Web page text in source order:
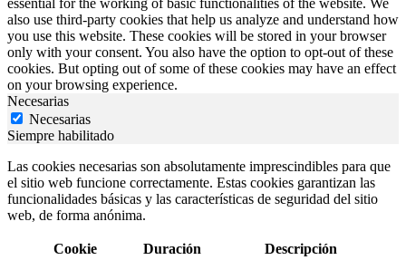
essential for the working of basic functionalities of the website. We
also use third-party cookies that help us analyze and understand how
you use this website. These cookies will be stored in your browser
only with your consent. You also have the option to opt-out of these
cookies. But opting out of some of these cookies may have an effect
on your browsing experience.
Necesarias
Necesarias
Siempre habilitado
Las cookies necesarias son absolutamente imprescindibles para que
el sitio web funcione correctamente. Estas cookies garantizan las
funcionalidades básicas y las características de seguridad del sitio
web, de forma anónima.
Cookie Duración Descripción